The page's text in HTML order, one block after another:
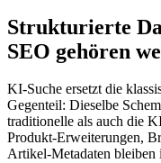
Strukturierte
SEO gehören
KI‑Suche ersetzt die
Gegenteil: Dieselbe
traditionelle als auch die
Produkt‑Erweiterungen,
Artikel‑Metadaten bleiben